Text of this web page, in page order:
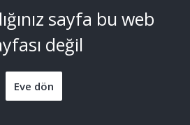
sayfa bu web
değil
Eve dön